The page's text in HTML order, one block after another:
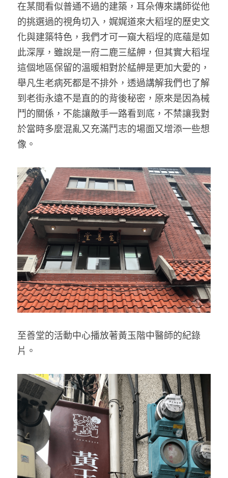
在某間看似普通不過的建築，耳朵傳來講師從他
的挑選過的視角切入，娓娓道來大稻埕的歷史文
化與建築特色，我們才可一窺大稻埕的底蘊是如
此深厚，雖說是一府二鹿三艋舺，但其實大稻埕
這個地區保留的溫暖相對於艋舺是更加大愛的，
舉凡生老病死都是不排外，透過講解我們也了解
到老街永遠不是直的的背後秘密，原來是因為械
鬥的關係，不能讓敵手一路看到底，不禁讓我對
於當時多麼混亂又充滿鬥志的場面又增添一些想
像。
至善堂的活動中心播放著黃玉階中醫師的紀錄
片。